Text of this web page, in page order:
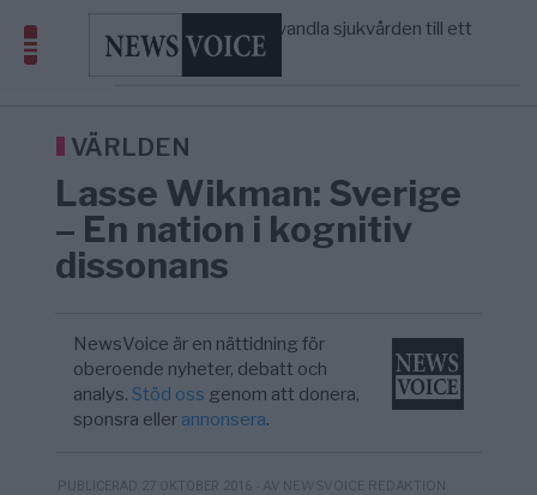
5/8
S och KD vill omvandla sjukvården till ett
geografiskt apartheidsystem
AFRIKA
Massiv anstormning till Ceuta – Misstankar
America” – Finally
VÄRLDEN
Lasse Wikman: Sverige
– En nation i kognitiv
dissonans
NewsVoice är en nättidning för
oberoende nyheter, debatt och
analys.Stöd oss genom att donera,
sponsra eller annonsera.
PUBLICERAD 27 OKTOBER 2016 - AV NEWSVOICE REDAKTION